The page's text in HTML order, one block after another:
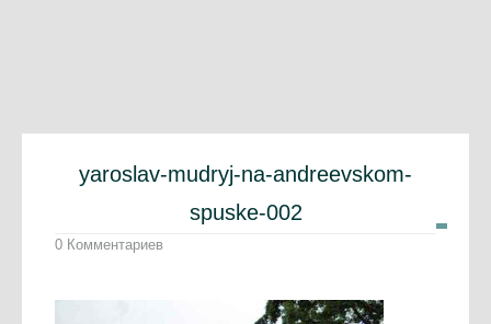
yaroslav-mudryj-na-andreevskom-
spuske-002
0 Комментариев